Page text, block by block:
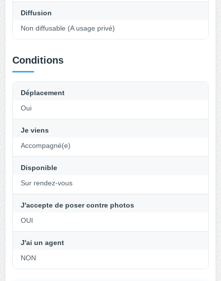
Diffusion
Non diffusable (A usage privé)
Conditions
Déplacement
Oui
Je viens
Accompagné(e)
Disponible
Sur rendez-vous
J'accepte de poser contre photos
OUI
J'ai un agent
NON